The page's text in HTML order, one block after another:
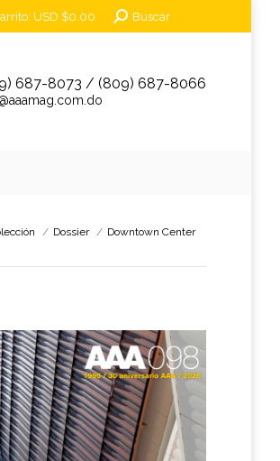
USD $0.00 Search:Buscar
687-8073 / (809) 687-8066
Dossier Downtown Center
Tienda Online Contáctanos